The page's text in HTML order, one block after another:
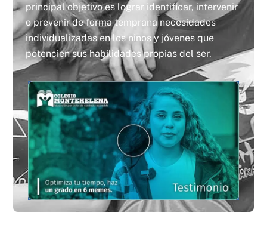
principal objetivo es lograr identificar, intervenir
o prevenir de forma temprana necesidades
individualizadas en los niños y jóvenes que
potencien sus habilidades propias del ser.